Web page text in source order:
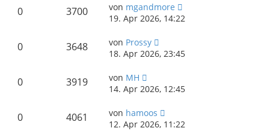
0 3700 von mgandmore
19. Apr 2026, 14:22
0 3648 von Prossy
18. Apr 2026, 23:45
0 3919 von MH
14. Apr 2026, 12:45
0 4061 von hamoos
12. Apr 2026, 11:22